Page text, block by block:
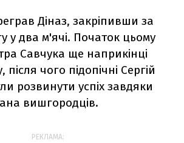
Діназ, закріпивши за
у два м'ячі. Початок цьому
Савчука ще наприкінці
чого підопічні Сергій
розвинути успіх завдяки
вишгородців.
РЕКЛАМА: